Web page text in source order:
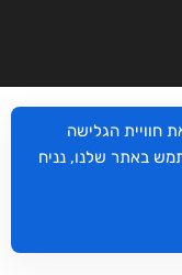
חוויית הגלישה
באתר שלנו, נניח